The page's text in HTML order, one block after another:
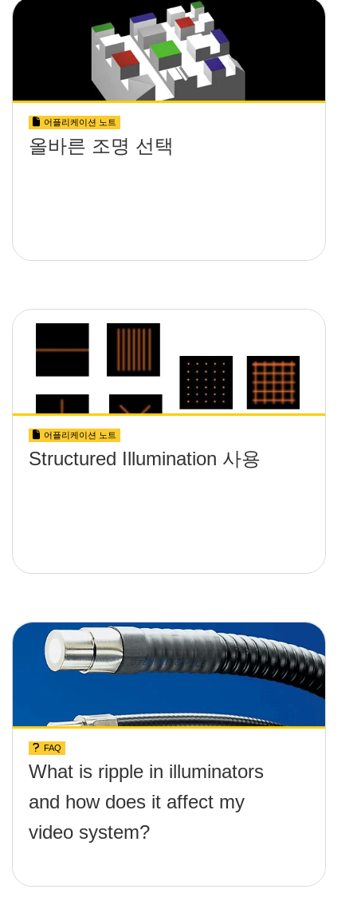
어플리케이션 노트
올바른 조명 선택
어플리케이션 노트
Structured Illumination 사용
FAQ
What is ripple in illuminators
and how does it affect my
video system?